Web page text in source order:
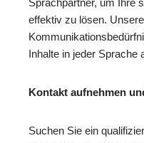
Sprachpartner, um Ihre
effektiv zu lösen.
Inhalte in jeder Sprache
Kontakt aufnehmen
Suchen Sie ein